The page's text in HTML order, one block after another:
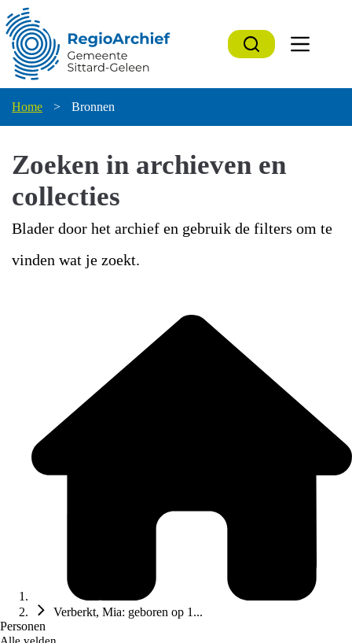
naar
de
inhoud
Home > Bronnen
Zoeken in archieven en
collecties
Blader door het archief en gebruik de filters om te
vinden wat je zoekt.
Verberkt, Mia: geboren op 1...
Personen
Alle velden